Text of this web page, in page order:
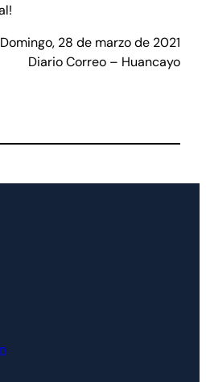
Domingo, 28 de marzo de 2021
Diario Correo – Huancayo